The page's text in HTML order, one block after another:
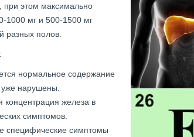
этом максимально
1000 мг и 500-1500 мг
разных полов.
нормальное содержание
нарушены.
концентрация железа в
симптомов.
специфические симптомы